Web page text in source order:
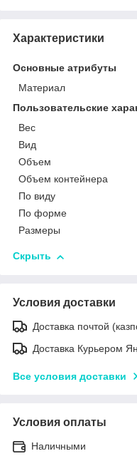
Характеристики
Основные атрибуты
Материал
Пользовательские
Вес
Вид
Объем
Объем контейнера
По виду
По форме
Размеры
Скрыть
Условия доставки
Доставка почтой
Доставка Курьером
Все условия доставки
Условия оплаты
Наличными